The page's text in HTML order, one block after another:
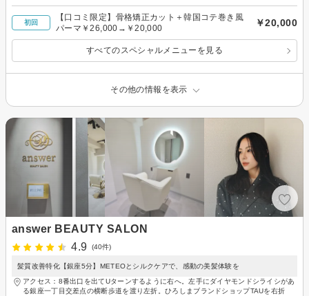
初回
【口コミ限定】骨格矯正カット＋韓国コテ巻き風
パーマ￥26,000→￥20,000
￥20,000
すべてのスペシャルメニューを見る
その他の情報を表示
answer BEAUTY SALON
4.9
(40件)
髪質改善特化【銀座5分】METEOとシルクケアで、感動の美髪体験を
アクセス：8番出口を出てUターンするように右へ。左手にダイヤモンドシライシがあ
る銀座一丁目交差点の横断歩道を渡り左折。ひろしまブランドショップTAUを右折